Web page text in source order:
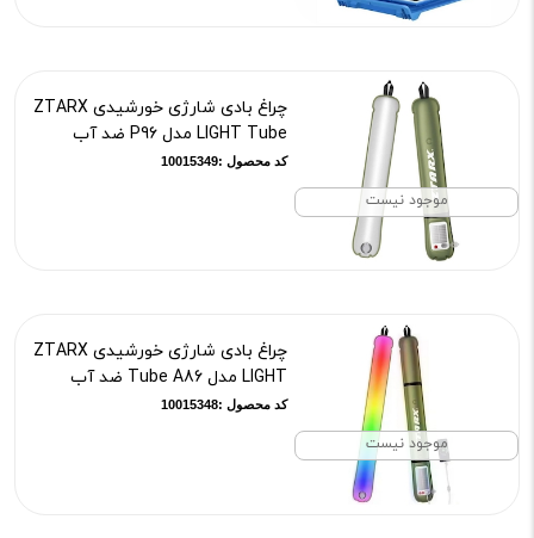
موجود نیست
چراغ بادی شارژی خورشیدی ZTARX
LIGHT Tube مدل P96 ضد آب
کد محصول :10015349
موجود نیست
چراغ بادی شارژی خورشیدی ZTARX
LIGHT مدل Tube A86 ضد آب
کد محصول :10015348